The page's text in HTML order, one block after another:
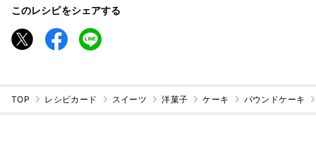
このレシピをシェアする
TOP レシピカード スイーツ 洋菓子 ケーキ パウンドケーキ